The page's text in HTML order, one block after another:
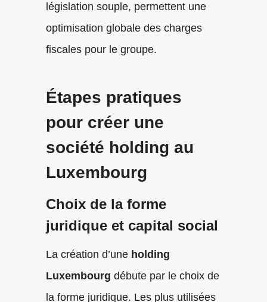
législation souple, permettent une
optimisation globale des charges
fiscales pour le groupe.
Étapes pratiques
pour créer une
société holding au
Luxembourg
Choix de la forme
juridique et capital social
La création d’une holding
Luxembourg débute par le choix de
la forme juridique. Les plus utilisées